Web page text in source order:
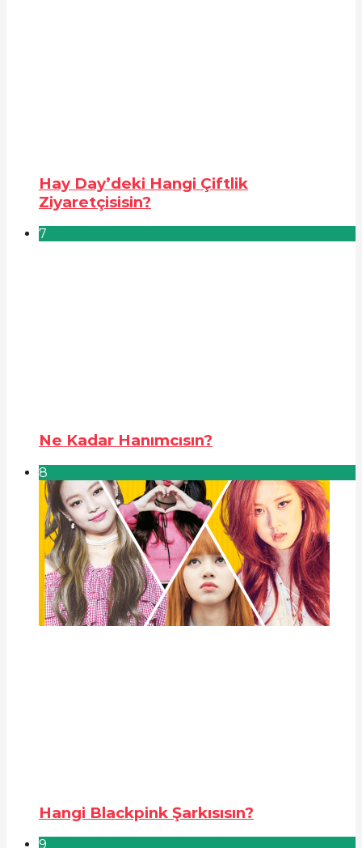
Hay Day’deki Hangi Çiftlik
Ziyaretçisisin?
7
Ne Kadar Hanımcısın?
8
Hangi Blackpink Şarkısısın?
9